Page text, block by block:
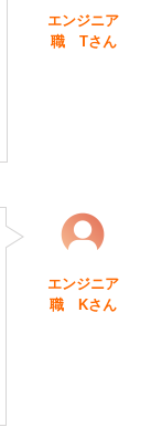
エンジニア
職 Tさん
エンジニア
職 Kさん